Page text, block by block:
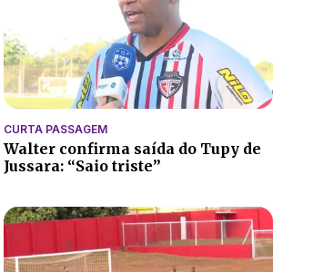
CURTA PASSAGEM
Walter confirma saída do Tupy de
Jussara: “Saio triste”